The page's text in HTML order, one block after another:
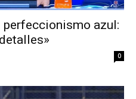
perfeccionismo azul:
0